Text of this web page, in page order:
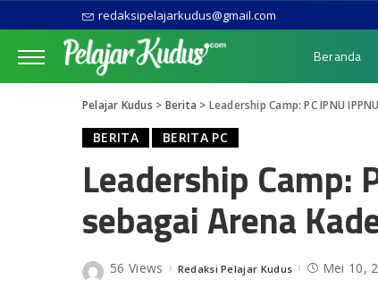
redaksipelajarkudus@gmail.com
Beranda
Pelajar Kudus > Berita > Leadership Camp: PC IPNU
BERITA BERITA PC
Leadership Camp:
sebagai Arena
56 Views Posted
Redaksi Pelajar Kudus Mei 10,